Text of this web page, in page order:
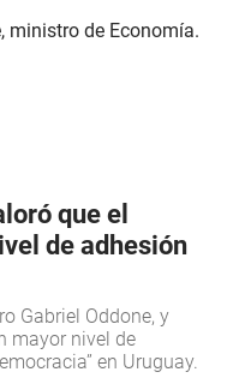
que el
de adhesión
Gabriel Oddone, y
mayor nivel de
en Uruguay.